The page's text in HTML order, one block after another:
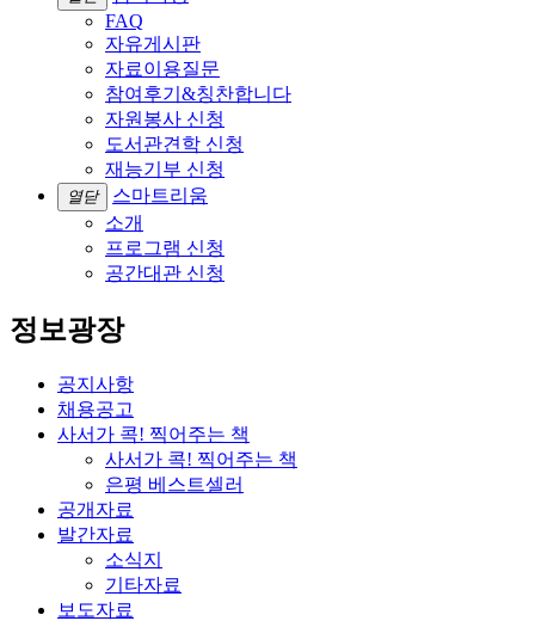
FAQ
자유게시판
자료이용질문
참여후기&칭찬합니다
자원봉사 신청
도서관견학 신청
재능기부 신청
열닫
스마트리움
소개
프로그램 신청
공간대관 신청
정보광장
공지사항
채용공고
사서가 콕! 찍어주는 책
사서가 콕! 찍어주는 책
은평 베스트셀러
공개자료
발간자료
소식지
기타자료
보도자료